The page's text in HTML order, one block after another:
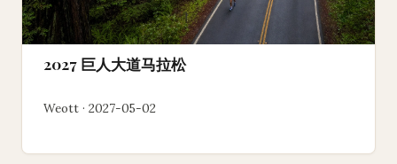
2027 巨人大道马拉松
Weott · 2027-05-02